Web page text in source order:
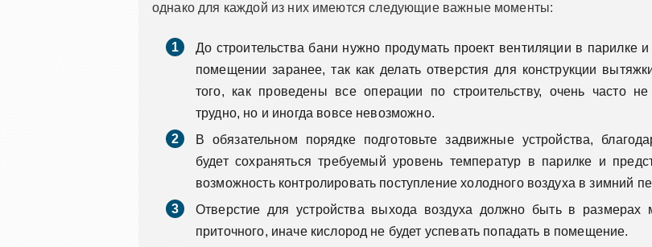
однако для каждой из них имеются следующие важные моменты:
До строительства бани нужно продумать проект вентиляции в парилке и
помещении заранее, так как делать отверстия для конструкции
того, как проведены все операции по строительству, очень часто не
трудно, но и иногда вовсе невозможно.
В обязательном порядке подготовьте задвижные устройства,
будет сохраняться требуемый уровень температур в парилке и
возможность контролировать поступление холодного воздуха в зимний
Отверстие для устройства выхода воздуха должно быть в размерах
приточного, иначе кислород не будет успевать попадать в помещение.